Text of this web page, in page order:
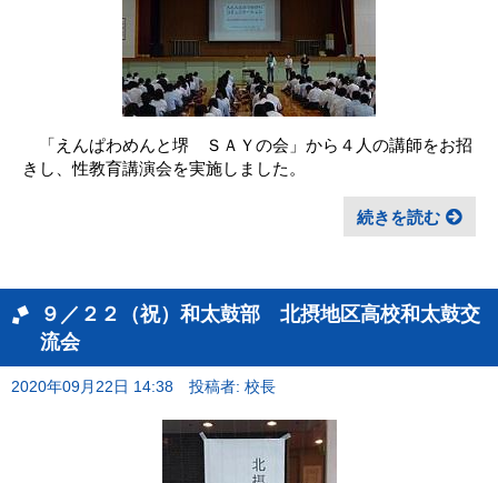
「えんぱわめんと堺 ＳＡＹの会」から４人の講師をお招
きし、性教育講演会を実施しました。
続きを読む
９／２２（祝）和太鼓部 北摂地区高校和太鼓交
流会
2020年09月22日 14:38 投稿者: 校長